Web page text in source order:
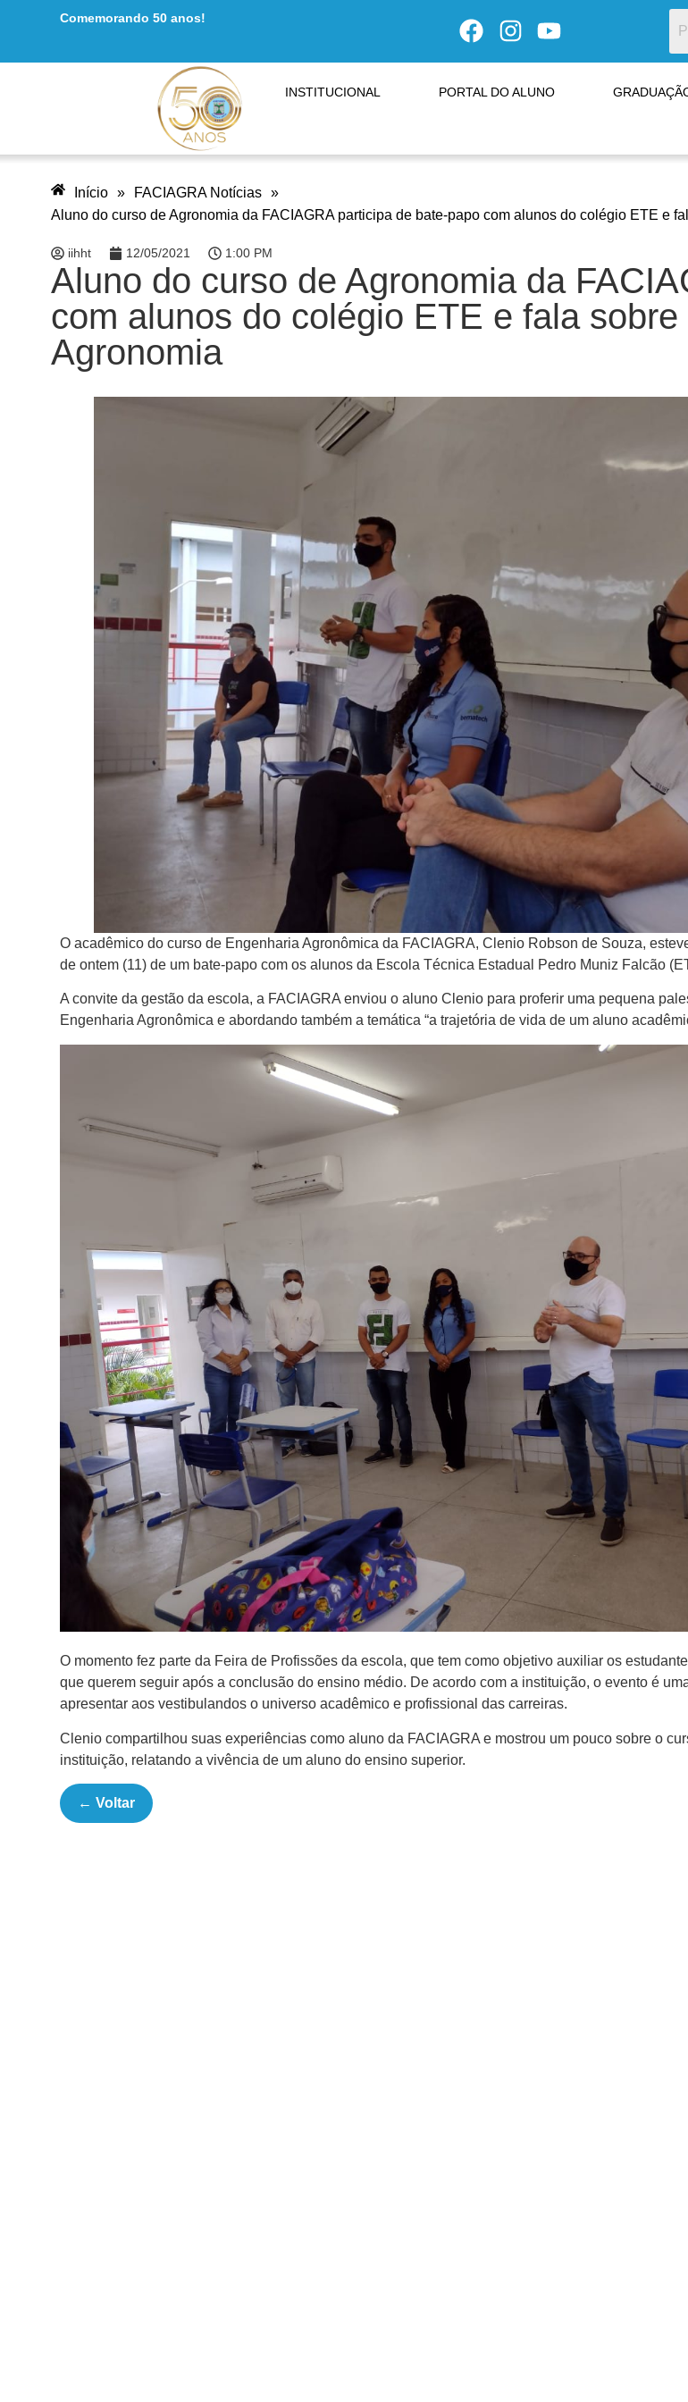
Comemorando 50 anos!
INSTITUCIONAL PORTAL DO ALUNO
Início » FACIAGRA Notícias »
Aluno do curso de Agronomia da FACIAGRA participa de bate-papo com alunos do colégio ETE e
iihht 12/05/2021 1:00 PM
Aluno do curso de Agronomia da
com alunos do colégio ETE e fala
Agronomia
O acadêmico do curso de Engenharia Agronômica da FACIAGRA, Clenio Robson de Souza,
de ontem (11) de um bate-papo com os alunos da Escola Técnica Estadual Pedro Muniz Falcão
A convite da gestão da escola, a FACIAGRA enviou o aluno Clenio para proferir uma pequena
Engenharia Agronômica e abordando também a temática “a trajetória de vida de um aluno
O momento fez parte da Feira de Profissões da escola, que tem como objetivo auxiliar os
que querem seguir após a conclusão do ensino médio. De acordo com a instituição, o evento é
apresentar aos vestibulandos o universo acadêmico e profissional das carreiras.
Clenio compartilhou suas experiências como aluno da FACIAGRA e mostrou um pouco sobre o
instituição, relatando a vivência de um aluno do ensino superior.
← Voltar